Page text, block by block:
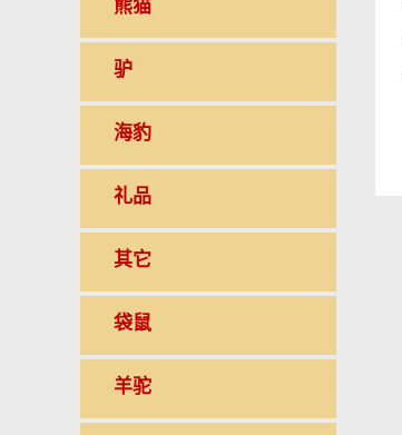
熊猫
驴
海豹
礼品
其它
袋鼠
羊驼